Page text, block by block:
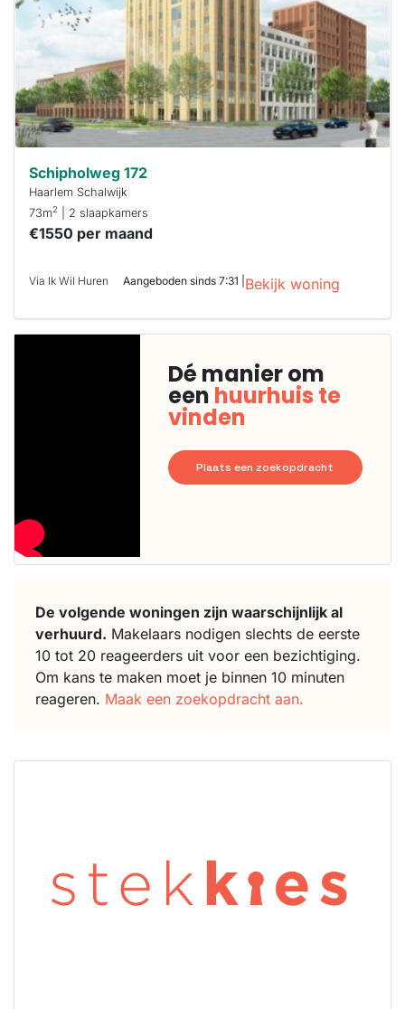
Schipholweg 172
Haarlem Schalwijk
73m2 | 2 slaapkamers
€1550 per maand
Via Ik Wil Huren Aangeboden sinds 7:31 | Bekijk woning
Dé manier om
een huurhuis te
vinden
Plaats een zoekopdracht
De volgende woningen zijn waarschijnlijk al
verhuurd. Makelaars nodigen slechts de eerste
10 tot 20 reageerders uit voor een bezichtiging.
Om kans te maken moet je binnen 10 minuten
reageren. Maak een zoekopdracht aan.
binnen 15
minuten
reageren.
Stekkies helpt